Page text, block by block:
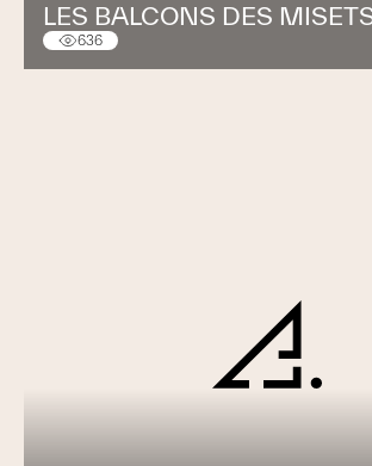
LES BALCONS DES
636